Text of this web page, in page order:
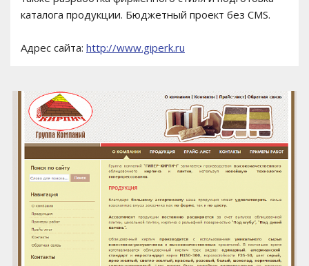
каталога продукции. Бюджетный проект без CMS.
Адрес сайта: http://www.giperk.ru